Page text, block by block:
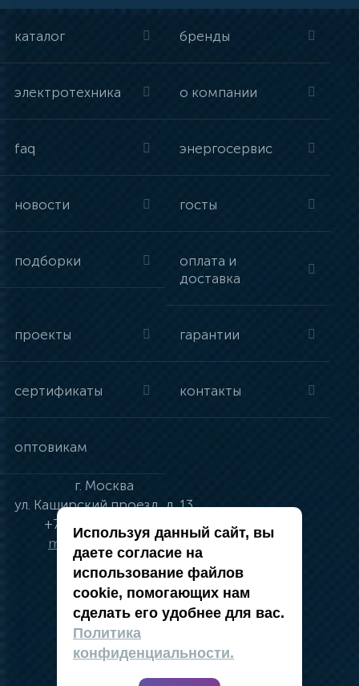
каталог бренды
электротехника о компании
faq энергосервис
новости госты
подборки
оплата и
доставка
проекты гарантии
сертификаты контакты
оптовикам
г. Москва
ул. Каширский проезд, д. 13
+7 (495) 134-41-83
moskva@vincci.ru
политика в отношении обработки
персональных данных
публичная оферта
карта сайта
Используя данный сайт, вы
даете согласие на
использование файлов
cookie, помогающих нам
сделать его удобнее для вас.
Политика
конфиденциальности.